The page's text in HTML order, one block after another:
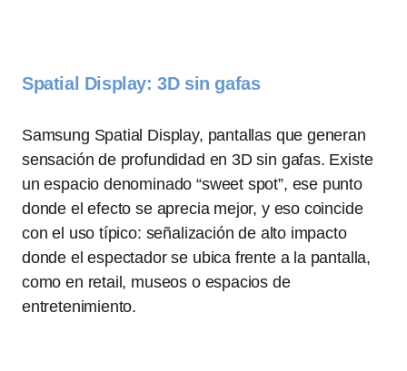
Spatial Display: 3D sin gafas
Samsung Spatial Display, pantallas que generan
sensación de profundidad en 3D sin gafas. Existe
un espacio denominado “sweet spot”, ese punto
donde el efecto se aprecia mejor, y eso coincide
con el uso típico: señalización de alto impacto
donde el espectador se ubica frente a la pantalla,
como en retail, museos o espacios de
entretenimiento.